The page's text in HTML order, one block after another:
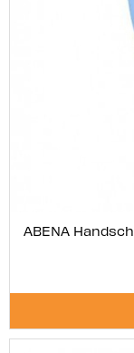
ABENA